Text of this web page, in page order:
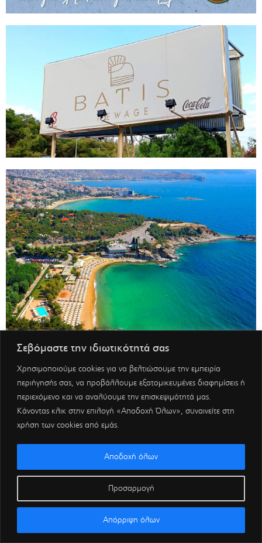
Σεβόμαστε την ιδιωτικότητά σας
Χρησιμοποιούμε cookies για να βελτιώσουμε την εμπειρία
περιήγησής σας, να προβάλλουμε εξατομικευμένες διαφημίσεις ή
περιεχόμενο και να αναλύουμε την επισκεψιμότητά μας.
Κάνοντας κλικ στην επιλογή «Αποδοχή Όλων», συναινείτε στη
χρήση των cookies από εμάς.
Προσαρμογή
Απόρριψη όλων
Αποδοχή όλων